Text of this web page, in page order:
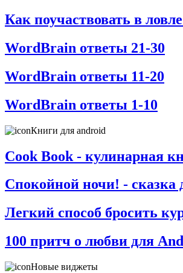
Как поучаствовать в
WordBrain ответы 21-30
WordBrain ответы 11-20
WordBrain ответы 1-10
Книги для android
Cook Book - кулинарная
Спокойной ночи! - сказка
Легкий способ бросить
100 притч о любви для
Новые виджеты